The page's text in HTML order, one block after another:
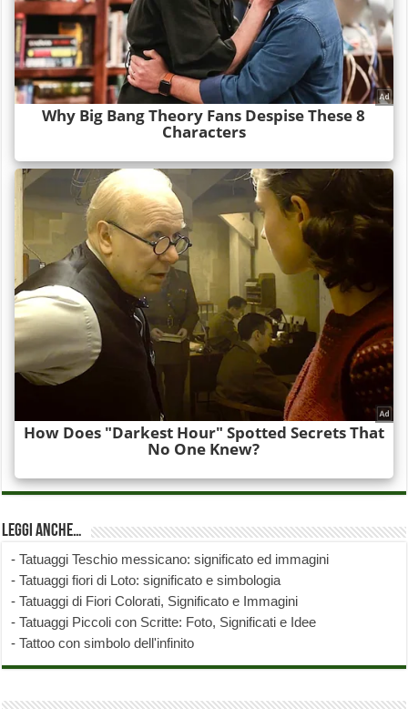
Leggi anche…
-Tatuaggi Teschio messicano: significato ed immagini
-Tatuaggi fiori di Loto: significato e simbologia
-Tatuaggi di Fiori Colorati, Significato e Immagini
-Tatuaggi Piccoli con Scritte: Foto, Significati e Idee
-Tattoo con simbolo dell'infinito